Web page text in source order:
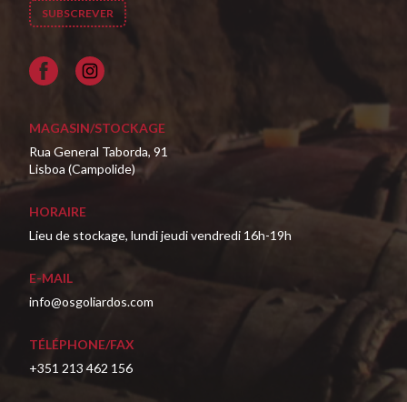
Facebook
MAGASIN/STOCKAGE
Rua General Taborda, 91
Lisboa (Campolide)
HORAIRE
Lieu de stockage, lundi jeudi vendredi 16h-19h
E-MAIL
info@osgoliardos.com
TÉLÉPHONE/FAX
+351 213 462 156